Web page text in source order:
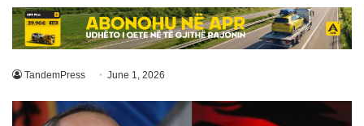
TandemPress June 1, 2026